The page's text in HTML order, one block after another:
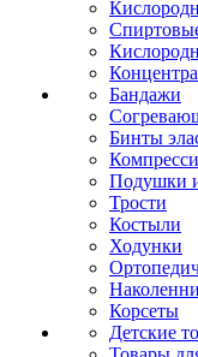
Бандажи
Бинты
Подушки
Трости
Костыли
Ходунки
Корсеты
Детские